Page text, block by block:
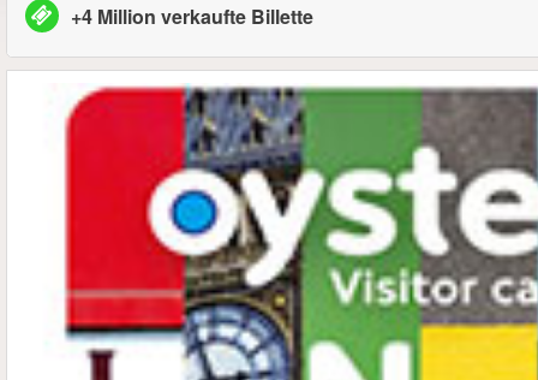
+4 Million verkaufte Billette